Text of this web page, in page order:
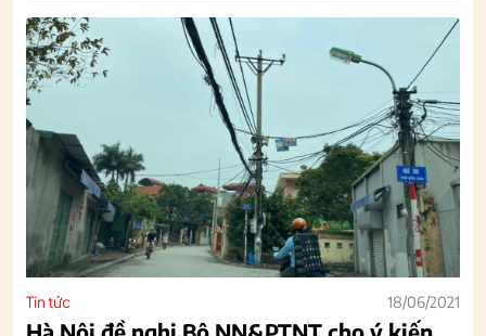
Tin tức 18/06/2021